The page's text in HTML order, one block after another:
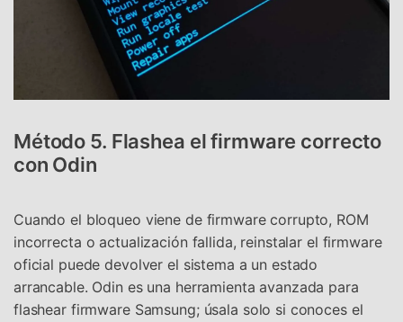
Método 5. Flashea el firmware correcto
con Odin
Cuando el bloqueo viene de firmware corrupto, ROM
incorrecta o actualización fallida, reinstalar el firmware
oficial puede devolver el sistema a un estado
arrancable. Odin es una herramienta avanzada para
flashear firmware Samsung; úsala solo si conoces el